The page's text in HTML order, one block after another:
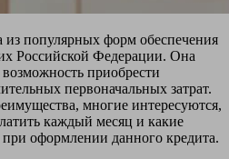
из популярных форм обеспечения
Российской Федерации. Она
приобрести
первоначальных затрат.
многие интересуются,
каждый месяц и какие
оформлении данного кредита.